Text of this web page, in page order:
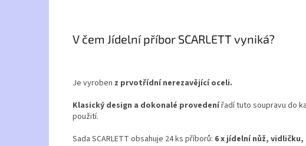
V čem Jídelní příbor SCARLETT vyniká?
Je vyroben z prvotřídní nerezavějící oceli.
Klasický design a dokonalé provedenířadí tuto soupravu do
použití.
Sada SCARLETT obsahuje 24 ks příborů: 6 x jídelní nůž, vidličku,